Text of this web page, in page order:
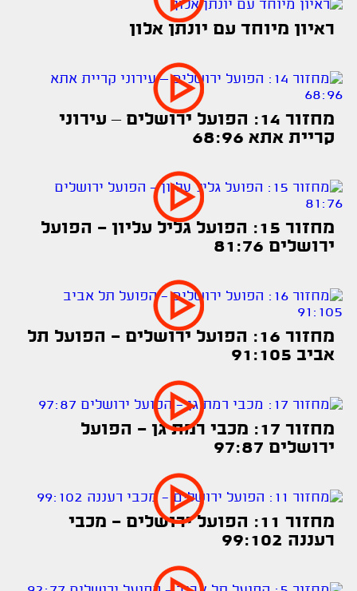
ראיון מיוחד עם יונתן אלון
מחזור 14: הפועל ירושלים – עירוני
קריית אתא 68:96
מחזור 15: הפועל גליל עליון - הפועל
ירושלים 81:76
מחזור 16: הפועל ירושלים - הפועל תל
אביב 91:105
מחזור 17: מכבי רמת גן - הפועל
ירושלים 97:87
מחזור 11: הפועל ירושלים - מכבי
רעננה 99:102